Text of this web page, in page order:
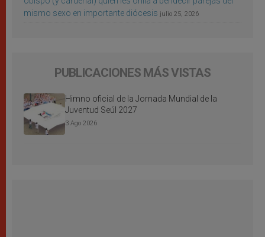
mismo sexo en importante diócesis julio 25, 2026
PUBLICACIONES MÁS VISTAS
Himno oficial de la Jornada Mundial de la
Juventud Seúl 2027
3 Ago 2026